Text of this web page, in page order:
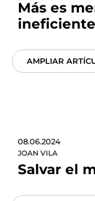
Más es
ineficiente
AMPLIAR
08.06.2024
JOAN VILA
Salvar el